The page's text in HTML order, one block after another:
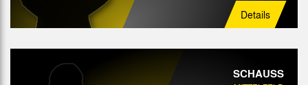
Details
SCHAUSS